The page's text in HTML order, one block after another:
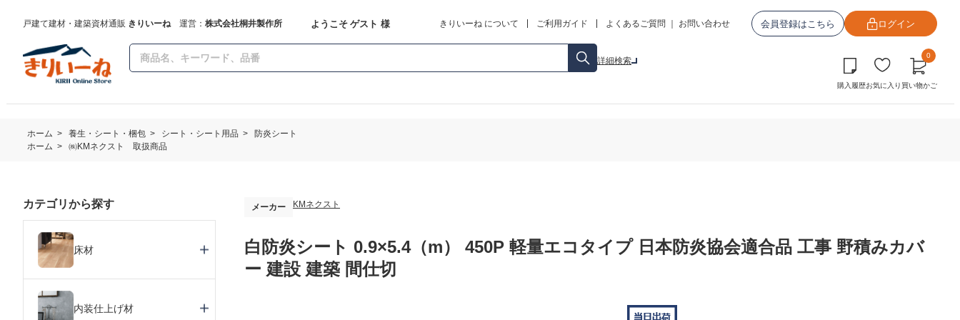
戸建て建材・建築資材通販 きりいーね運営： 株式会社桐井製作所 ようこそ ゲスト 様 きりいーね について ご利用ガイド よくあるご質問 お問い合わせ 会員登録はこちら ログイン
詳細検索
購入履歴お気に入り
0
買い物かご
ホーム > 養生・シート・梱包 > シート・シート用品 >
防炎シート
ホーム > ㈱KMネクスト 取扱商品
メーカー KMネクスト
白防炎シート 0.9×5.4（m） 450P 軽量エコタイプ 日本防炎協会適合品 工事 野積みカバ
ー 建設 建築 間仕切
カテゴリから探す
床材
内装仕上げ材